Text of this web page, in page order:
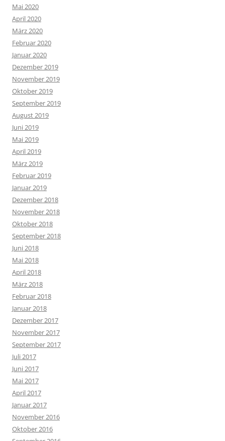
Mai 2020
April 2020
März 2020
Februar 2020
Januar 2020
Dezember 2019
November 2019
Oktober 2019
September 2019
August 2019
Juni 2019
Mai 2019
April 2019
März 2019
Februar 2019
Januar 2019
Dezember 2018
November 2018
Oktober 2018
September 2018
Juni 2018
Mai 2018
April 2018
März 2018
Februar 2018
Januar 2018
Dezember 2017
November 2017
September 2017
Juli 2017
Juni 2017
Mai 2017
April 2017
Januar 2017
November 2016
Oktober 2016